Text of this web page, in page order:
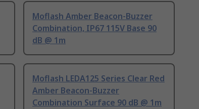
Moflash Amber Beacon-Buzzer
Combination, IP67 115V Base 90
dB @ 1m
Moflash LEDA125 Series Clear Red
Amber Beacon-Buzzer
Combination Surface 90 dB @ 1m